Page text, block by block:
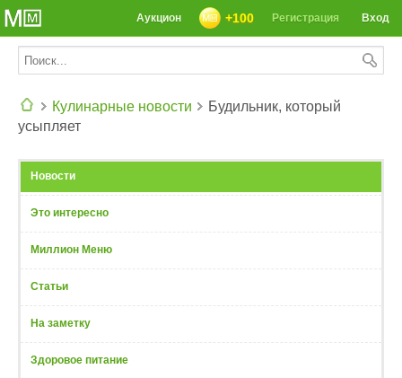
Вход
Регистрация
+100
Аукцион
Кулинарные новости
Будильник, который
усыпляет
Новости
Это интересно
Миллион Меню
Статьи
На заметку
Здоровое питание